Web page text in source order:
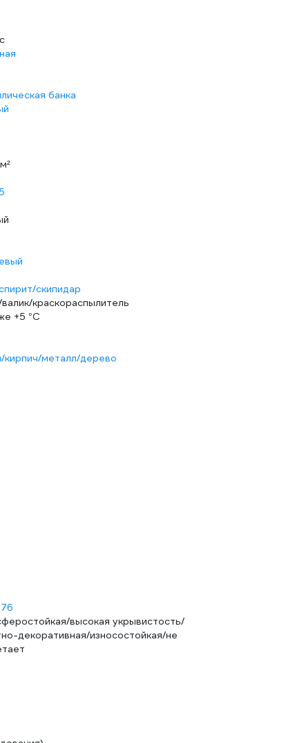
банка
скипидар
краскораспылитель
+5 °С
кирпич/металл/дерево
высокая укрывистость/
декоративная/износостойкая/не